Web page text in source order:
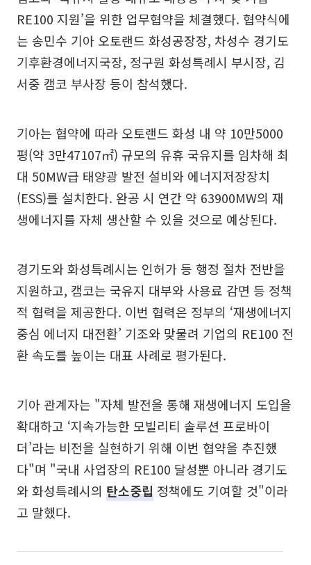
RE100 지원’을 위한 업무협약을 체결했다. 협약식에
는 송민수 기아 오토랜드 화성공장장, 차성수 경기도
기후환경에너지국장, 정구원 화성특례시 부시장, 김
서중 캠코 부사장 등이 참석했다.
기아는 협약에 따라 오토랜드 화성 내 약 10만5000
평(약 3만47107㎡) 규모의 유휴 국유지를 임차해 최
대 50MW급 태양광 발전 설비와 에너지저장장치
(ESS)를 설치한다. 완공 시 연간 약 63900MW의 재
생에너지를 자체 생산할 수 있을 것으로 예상된다.
경기도와 화성특례시는 인허가 등 행정 절차 전반을
지원하고, 캠코는 국유지 대부와 사용료 감면 등 정책
적 협력을 제공한다. 이번 협력은 정부의 ‘재생에너지
중심 에너지 대전환’ 기조와 맞물려 기업의 RE100 전
환 속도를 높이는 대표 사례로 평가된다.
기아 관계자는 "자체 발전을 통해 재생에너지 도입을
확대하고 ‘지속가능한 모빌리티 솔루션 프로바이
더’라는 비전을 실현하기 위해 이번 협약을 추진했
다"며 "국내 사업장의 RE100 달성뿐 아니라 경기도
와 화성특례시의 탄소중립 정책에도 기여할 것"이라
고 말했다.